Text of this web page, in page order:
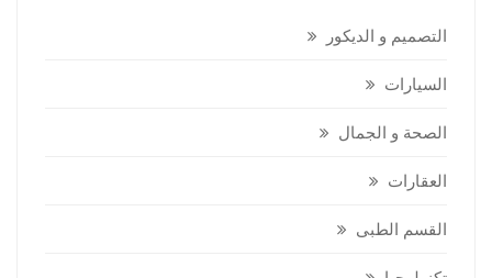
التصميم و الديكور
السيارات
الصحة و الجمال
العقارات
القسم الطبى